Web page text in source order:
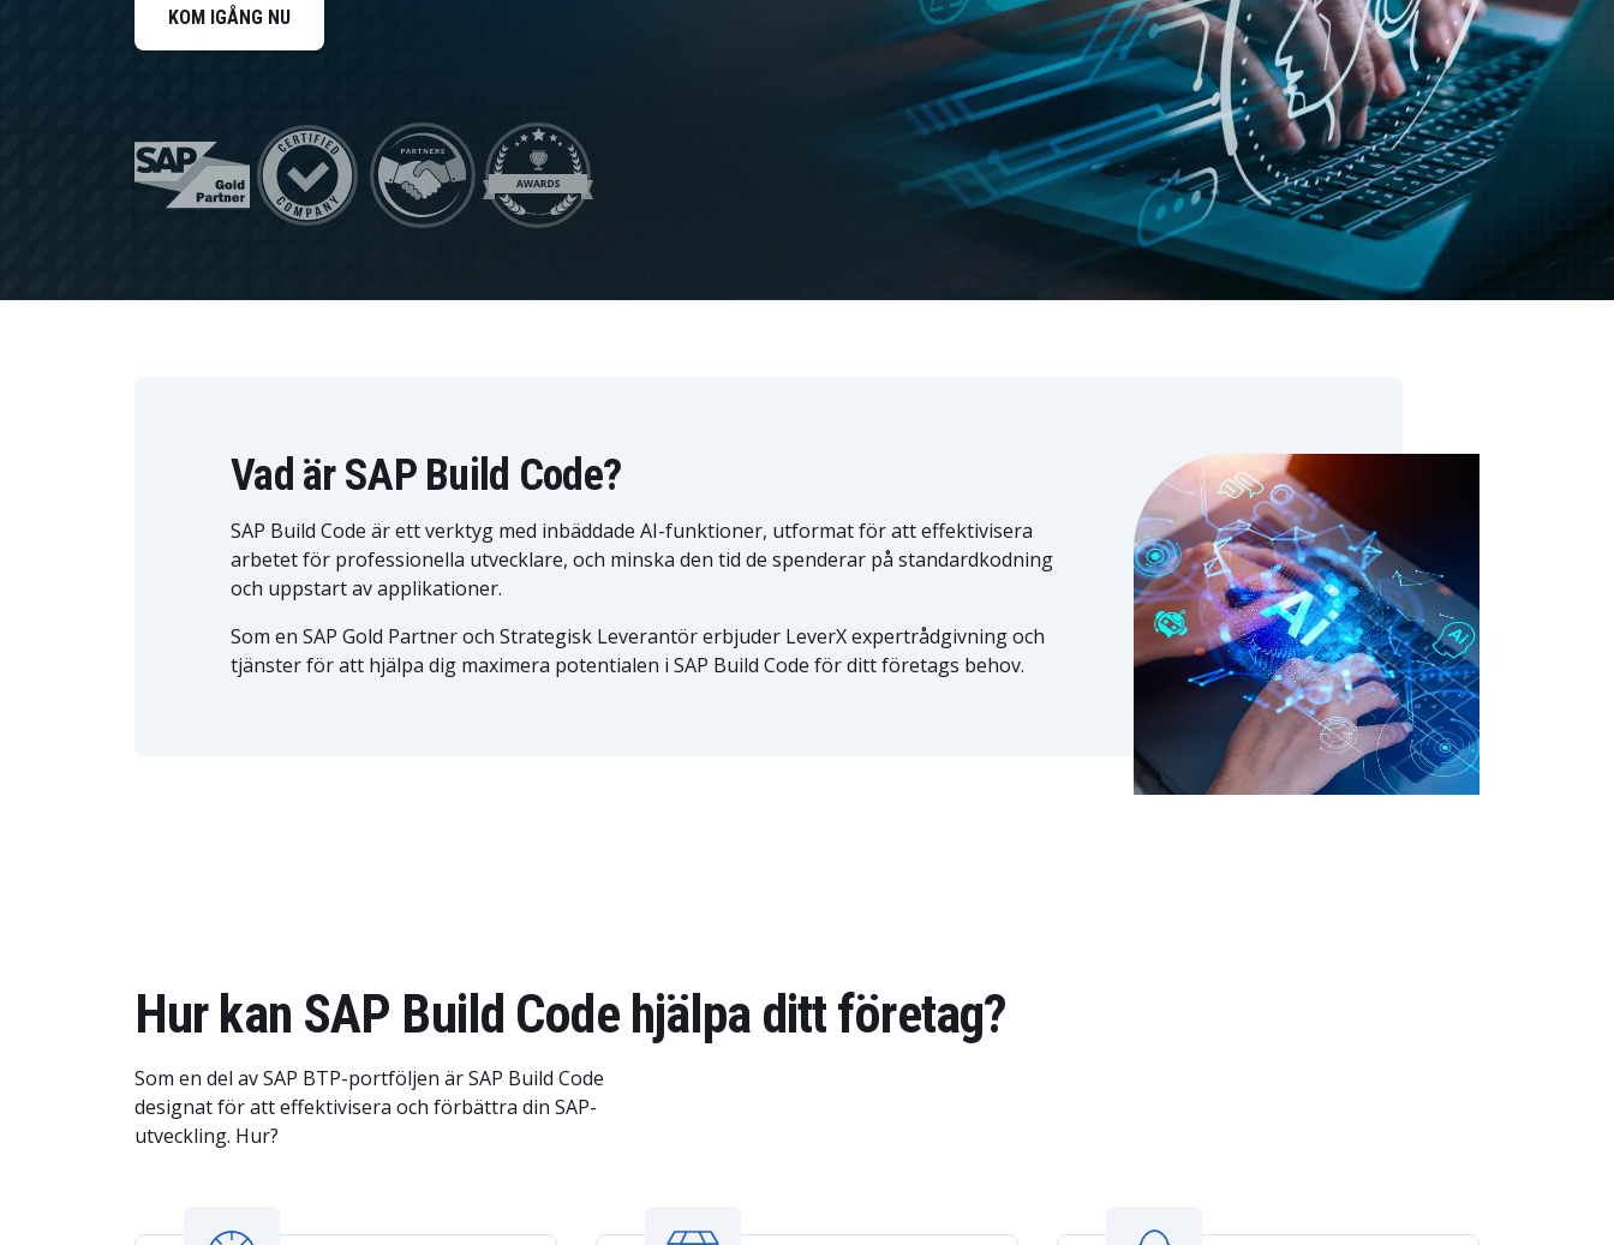
SAP AI Core & AI Launchpad
HR Management
Data och analys
Trygghet och tillit
KOM IGÅNG NU
Vad är SAP Build Code?
SAP Build Code är ett verktyg med inbäddade AI-funktioner, utformat för att effektivisera
arbetet för professionella utvecklare, och minska den tid de spenderar på standardkodning
och uppstart av applikationer.
Som en SAP Gold Partner och Strategisk Leverantör erbjuder LeverX expertrådgivning och
tjänster för att hjälpa dig maximera potentialen i SAP Build Code för ditt företags behov.
Hur kan SAP Build Code hjälpa ditt företag?
Som en del av SAP BTP-portföljen är SAP Build Code
designat för att effektivisera och förbättra din SAP-
utveckling. Hur?